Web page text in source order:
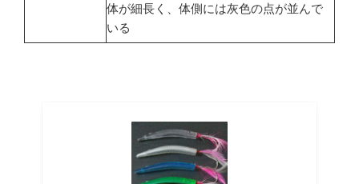
体が細長く、体側には灰色の点が並んで
いる